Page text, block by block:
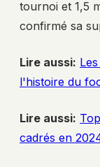
tournoi et 1,5
confirmé sa
Lire aussi:
l'histoire du
Lire aussi:
cadrés en